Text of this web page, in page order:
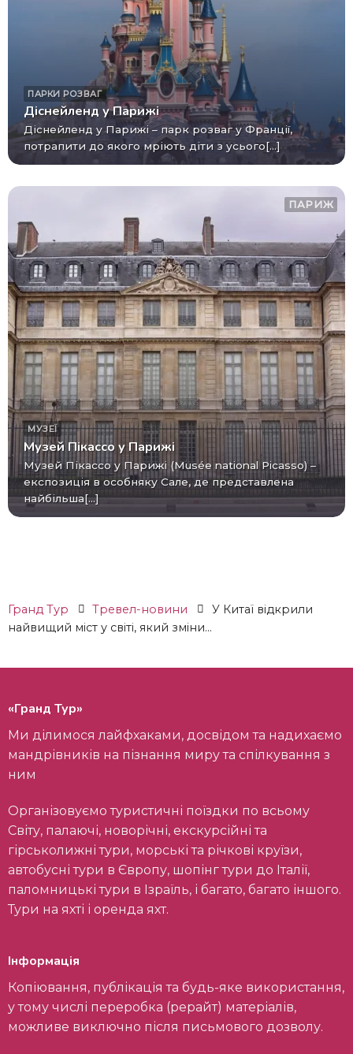
ПАРКИ РОЗВАГ
Діснейленд у Парижі
Діснейленд у Парижі – парк розваг у Франції,
потрапити до якого мріють діти з усього[...]
ПАРИЖ
МУЗЕЇ
Музей Пікассо у Парижі
Музей Пікассо у Парижі (Musée national Picasso) –
експозиція в особняку Сале, де представлена ​​
найбільша[...]
Гранд Тур Тревел-новини
У Китаї відкрили
найвищий міст у світі, який зміни...
«Гранд Тур»
Ми ділимося лайфхаками, досвідом та надихаємо
мандрівників на пізнання миру та спілкування з
ним
Організовуємо туристичні поїздки по всьому
Світу, палаючі, новорічні, екскурсійні та
гірськолижні тури, морські та річкові круїзи,
автобусні тури в Європу, шопінг тури до Італії,
паломницькі тури в Ізраїль, і багато, багато іншого.
Тури на яхті і оренда яхт.
Інформація
Копіювання, публікація та будь-яке використання,
у тому числі переробка (рерайт) матеріалів,
можливе виключно після письмового дозволу.